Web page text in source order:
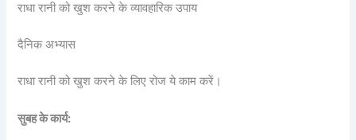
राधा रानी को खुश करने के व्यावहारिक उपाय
दैनिक अभ्यास
राधा रानी को खुश करने के लिए रोज ये काम करें।
सुबह के कार्य: